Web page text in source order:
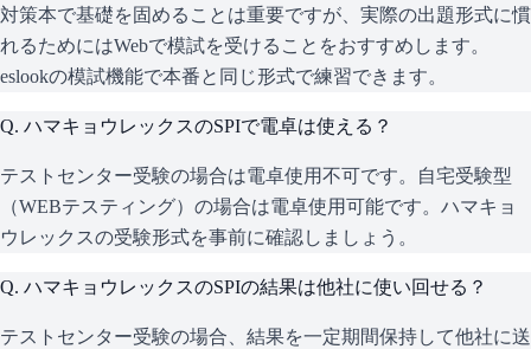
対策本で基礎を固めることは重要ですが、実際の出題形式に慣
れるためにはWebで模試を受けることをおすすめします。
eslookの模試機能で本番と同じ形式で練習できます。
Q. ハマキョウレックスのSPIで電卓は使える？
テストセンター受験の場合は電卓使用不可です。自宅受験型
（WEBテスティング）の場合は電卓使用可能です。ハマキョ
ウレックスの受験形式を事前に確認しましょう。
Q. ハマキョウレックスのSPIの結果は他社に使い回せる？
テストセンター受験の場合、結果を一定期間保持して他社に送